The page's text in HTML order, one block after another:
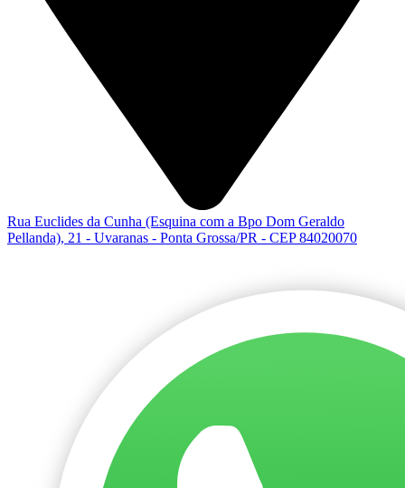
Rua Euclides da Cunha (Esquina com a Bpo Dom Geraldo
Pellanda), 21 - Uvaranas - Ponta Grossa/PR - CEP 84020070